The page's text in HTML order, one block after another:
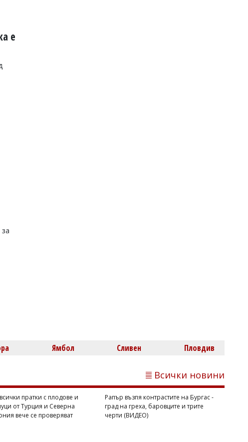
е
Михаил ДИМИТРОВ
NASA обясни защо почвата на Марс
Ямбол Сливен Пловдив
Всички новини
пратки с плодове и
от Турция и Северна
вече се проверяват
Рапър възпя контрастите на Бургас -
град на греха, баровците и трите
черти (ВИДЕО)